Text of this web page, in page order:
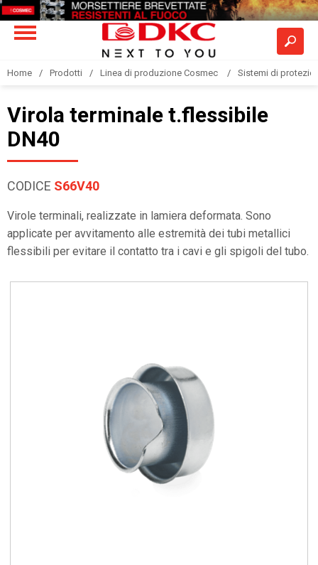
Home Prodotti Linea di produzione Cosmec Sistemi di
Virola terminale t.flessibile
DN40
CODICE S66V40
Virole terminali, realizzate in lamiera deformata. Sono
applicate per avvitamento alle estremità dei tubi metallici
flessibili per evitare il contatto tra i cavi e gli spigoli del tubo.